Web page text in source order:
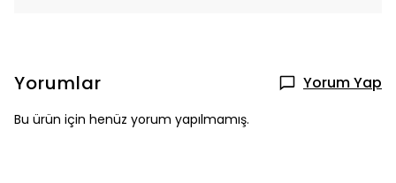
Yorumlar Yorum Yap
Bu ürün için henüz yorum yapılmamış.